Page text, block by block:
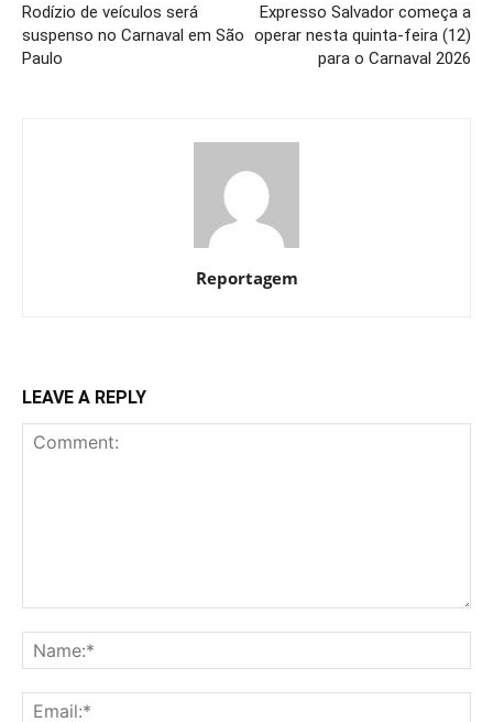
Rodízio de veículos será
suspenso no Carnaval em São
Paulo
Expresso Salvador começa a
operar nesta quinta-feira (12)
para o Carnaval 2026
Reportagem
LEAVE A REPLY